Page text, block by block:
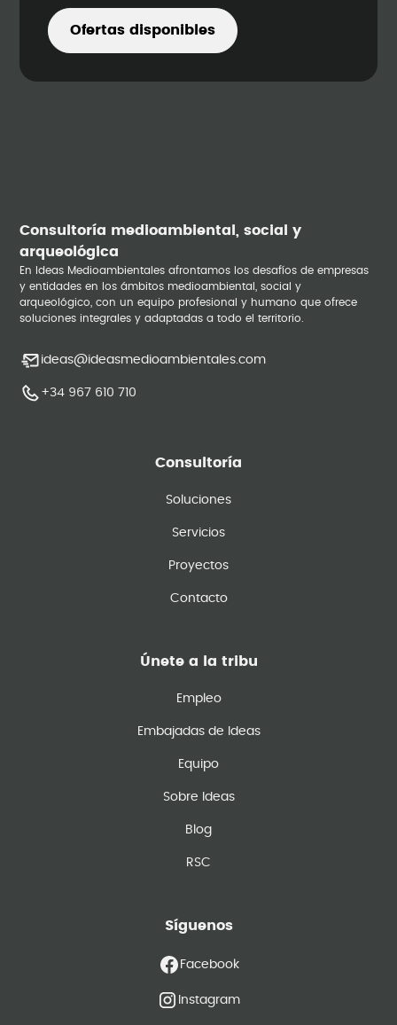
Ofertas disponibles
Consultoría medioambiental, social y
arqueológica
En Ideas Medioambientales afrontamos los desafíos de empresas
y entidades en los ámbitos medioambiental, social y
arqueológico, con un equipo profesional y humano que ofrece
soluciones integrales y adaptadas a todo el territorio.
ideas@ideasmedioambientales.com
+34 967 610 710
Consultoría
Soluciones
Servicios
Proyectos
Contacto
Únete a la tribu
Empleo
Embajadas de Ideas
Equipo
Sobre Ideas
Blog
RSC
Síguenos
Facebook
Instagram